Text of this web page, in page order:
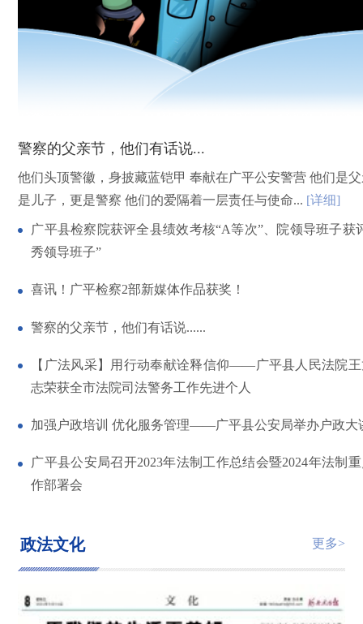
警察的父亲节，他们有话说...
他们头顶警徽，身披藏蓝铠甲 奉献在广平公安警营 他们是
是儿子，更是警察 他们的爱隔着一层责任与使命... [详细]
广平县检察院获评全县绩效考核“A等次”、院领导班子获
秀领导班子”
喜讯！广平检察2部新媒体作品获奖！
警察的父亲节，他们有话说......
【广法风采】用行动奉献诠释信仰——广平县人民法院
志荣获全市法院司法警务工作先进个人
加强户政培训 优化服务管理——广平县公安局举办户政大
广平县公安局召开2023年法制工作总结会暨2024年法制
作部署会
政法文化 更多>